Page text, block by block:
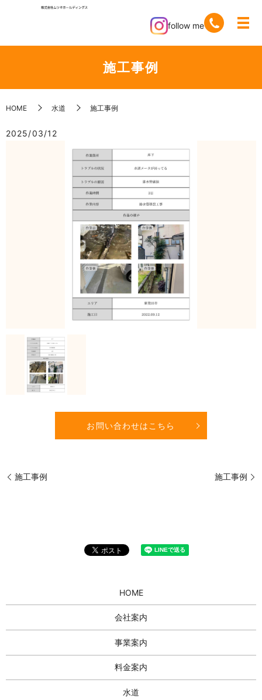
follow me
施工事例
HOME 水道 施工事例
2025/03/12
お問い合わせはこちら
施工事例 施工事例
HOME
会社案内
事業案内
料金案内
水道